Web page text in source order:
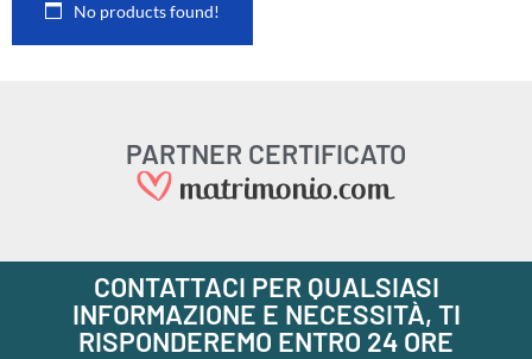
No products found!
PARTNER CERTIFICATO
CONTATTACI PER QUALSIASI
INFORMAZIONE E NECESSITÀ, TI
RISPONDEREMO ENTRO 24 ORE